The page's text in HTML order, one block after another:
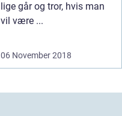
lige går og tror, hvis man
vil være ...
06 November 2018